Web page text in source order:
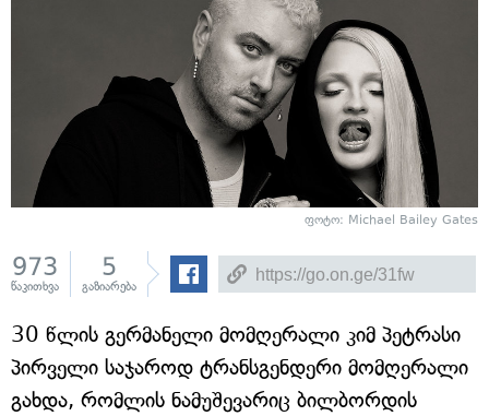
ფოტო: Michael Bailey Gates
973
წაკითხვა
5
გაზიარება
30 წლის გერმანელი მომღერალი კიმ პეტრასი
პირველი საჯაროდ ტრანსგენდერი მომღერალი
გახდა, რომლის ნამუშევარიც ბილბორდის